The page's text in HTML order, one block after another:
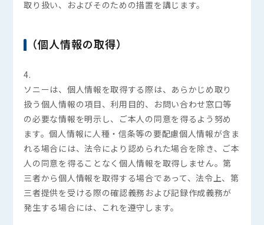
取り扱い、およびそのための措置を講じます。
（個人情報の取得）
4.
ソニーは、個人情報を取得する際は、あらかじめ取り
扱う個人情報の項目、利用目的、お問い合わせ窓口等
の必要な情報を明示し、ご本人の同意を得るよう努め
ます。個人情報に人種・信条等の要配慮個人情報が含ま
れる場合には、法令により認められた場合を除き、ご本
人の同意を得ることなく個人情報を取得しません。第
三者から個人情報を取得する場合であって、法令上、第
三者提供を受ける際の確認義務および記録作成義務が
発生する場合には、これを遵守します。